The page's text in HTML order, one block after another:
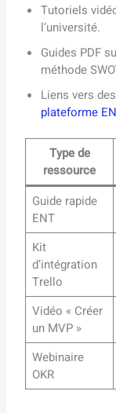
Tutoriels
l’université.
Guides PDF
méthode
Liens vers
plateforme
Type de
ressource
Guide rapide
ENT
Kit
d’intégration
Trello
Vidéo « Créer
un MVP »
Webinaire
OKR